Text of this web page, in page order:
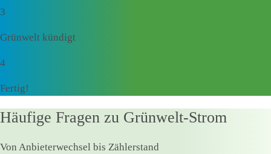
3
Grünwelt kündigt
4
Fertig!
Häufige Fragen zu Grünwelt-Strom
Von Anbieterwechsel bis Zählerstand